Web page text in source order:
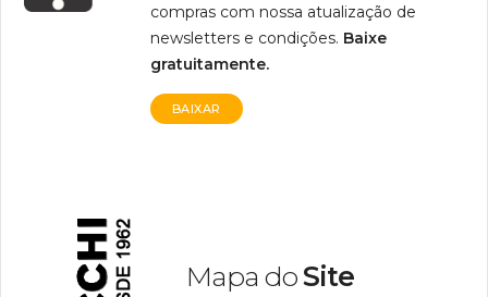
compras com nossa atualização de
newsletters e condições. Baixe
gratuitamente.
BAIXAR
Mapa doSite